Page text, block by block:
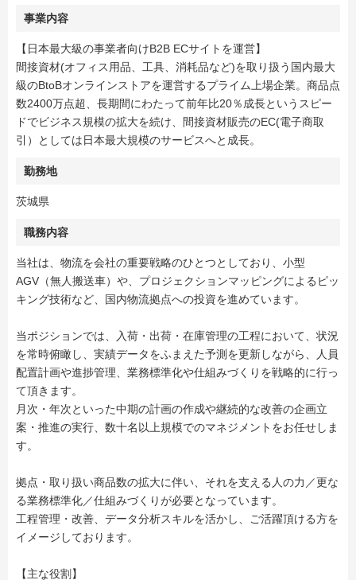
事業内容
【日本最大級の事業者向けB2B ECサイトを運営】
間接資材(オフィス用品、工具、消耗品など)を取り扱う国内最大
級のBtoBオンラインストアを運営するプライム上場企業。商品点
数2400万点超、長期間にわたって前年比20％成長というスピー
ドでビジネス規模の拡大を続け、間接資材販売のEC(電子商取
引）としては日本最大規模のサービスへと成長。
勤務地
茨城県
職務内容
当社は、物流を会社の重要戦略のひとつとしており、小型
AGV（無人搬送車）や、プロジェクションマッピングによるピッ
キング技術など、国内物流拠点への投資を進めています。
当ポジションでは、入荷・出荷・在庫管理の工程において、状況
を常時俯瞰し、実績データをふまえた予測を更新しながら、人員
配置計画や進捗管理、業務標準化や仕組みづくりを戦略的に行っ
て頂きます。
月次・年次といった中期の計画の作成や継続的な改善の企画立
案・推進の実行、数十名以上規模でのマネジメントをお任せしま
す。
拠点・取り扱い商品数の拡大に伴い、それを支える人の力／更な
る業務標準化／仕組みづくりが必要となっています。
工程管理・改善、データ分析スキルを活かし、ご活躍頂ける方を
イメージしております。
【主な役割】